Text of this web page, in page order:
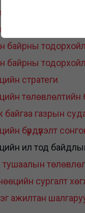
байрны
байрны
байрны
байрны
стратеги
төлөвлөлтийн
газрын
бүрдүүлэлт
ил тод
тушаалын
сургалт
ажилтан